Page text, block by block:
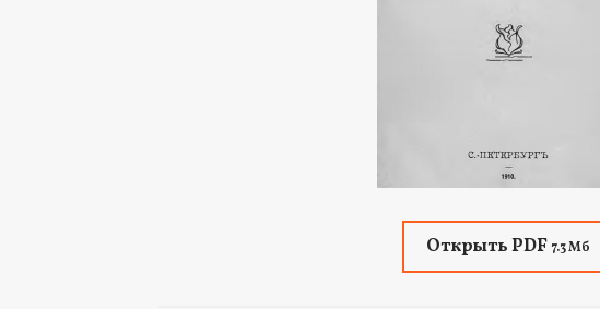
Открыть PDF 7.3 Мб